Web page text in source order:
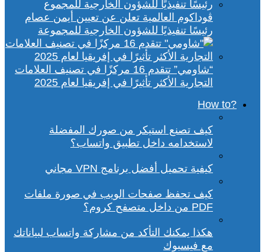
ڤوداكوم العالمية تعلن عن تعيين أيمن عصام
رئيسًا تنفيذيًا للشؤون الخارجية للمجموعة
“شاومي” تتقدم 16 مركزًا في تصنيف العلامات
التجارية الأكثر تأثيرًا في إفريقيا لعام 2025
?How to
كيف تصنع استيكر من صورك المفضلة
لاستخدامه داخل تطبيق واتساب؟
كيفية تحميل أفضل برنامج VPN مجاني
كيف تحفظ صفحات الويب في صورة ملفات
PDF من داخل متصفح كروم؟
هكذا يمكنك التأكد من مشاركة واتساب لبياناتك
مع فيسبوك